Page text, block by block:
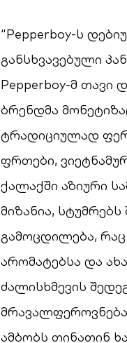
“Pepperboy-ს
განსხვავებული
Pepperboy-მ თავი
ბრენდმა
ტრადიციულად
ფრთები,
ქალაქში აზიური
მიზანია,
გამოცდილება,
არომატებსა და
ძალისხმევის
ამბობს თინათინ